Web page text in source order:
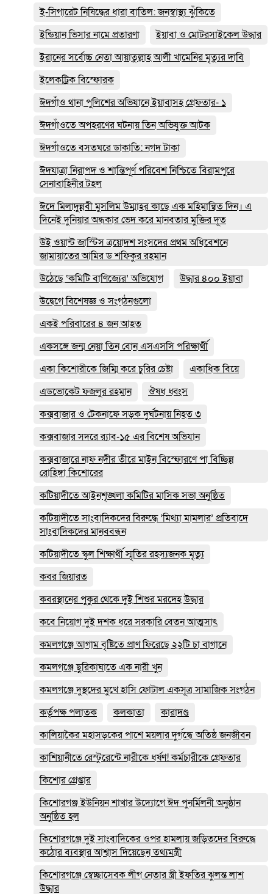
ই-সিগারেট নিষিদ্ধের ধারা বাতিল: জনস্বাস্থ্য ঝুঁকিতে
ইন্ডিয়ান ভিসার নামে প্রতারণা
ইয়াবা ও মোটরসাইকেল উদ্ধার
ইরানের সর্বোচ্চ নেতা আয়াতুল্লাহ আলী খামেনির মৃত্যুর দাবি
ইলেকট্রিক বিস্ফোরক
ঈদগাঁও থানা পুলিশের অভিযানে ইয়াবাসহ গ্রেফতার- ১
ঈদগাঁওতে অপহরণের ঘটনায় তিন অভিযুক্ত আটক
ঈদগাঁওতে বসতঘরে ডাকাতি: নগদ টাকা
ঈদযাত্রা নিরাপদ ও শান্তিপূর্ণ পরিবেশ নিশ্চিতে বিরামপুরে
সেনাবাহিনীর টহল
ঈদে মিলাদুন্নবী মুসলিম উম্মাহর কাছে এক মহিমান্বিত দিন। এ
দিনেই দুনিয়ার অন্ধকার ভেদ করে মানবতার মুক্তির দূত
উই ওয়ান্ট জাস্টিস ত্রয়োদশ সংসদের প্রথম অধিবেশনে
জামায়াতের আমির ড শফিকুর রহমান
উঠেছে ‘কমিটি বাণিজ্যের’ অভিযোগ
উদ্ধার ৪০০ ইয়াবা
উদ্বেগে বিশেষজ্ঞ ও সংগঠনগুলো
একই পরিবারের ৪ জন আহত
একসঙ্গে জন্ম নেয়া তিন বোন এসএসসি পরিক্ষার্থী
একা কিশোরীকে জিম্মি করে চুরির চেষ্টা
একাধিক বিয়ে
এডভোকেট ফজলুর রহমান
ঔষধ ধ্বংস
কক্সবাজার ও টেকনাফে সড়ক দুর্ঘটনায় নিহত ৩
কক্সবাজার সদরে র‍্যাব-১৫ এর বিশেষ অভিযান
কক্সবাজারে নাফ নদীর তীরে মাইন বিস্ফোরণে পা বিচ্ছিন্ন
রোহিঙ্গা কিশোরের
কটিয়াদীতে আইনশৃঙ্খলা কমিটির মাসিক সভা অনুষ্ঠিত
কটিয়াদীতে সাংবাদিকদের বিরুদ্ধে ‘মিথ্যা মামলার’ প্রতিবাদে
সাংবাদিকদের মানববন্ধন
কটিয়াদীতে স্কুল শিক্ষার্থী স্মৃতির রহস্যজনক মৃত্যু
কবর জিয়ারত
কবরস্থানের পুকুর থেকে দুই শিশুর মরদেহ উদ্ধার
কবে নিয়োগ দুই দশক ধরে সরকারি বেতন আত্মসাৎ
কমলগঞ্জে আগাম বৃষ্টিতে প্রাণ ফিরেছে ২২টি চা বাগানে
কমলগঞ্জে ছুরিকাঘাতে এক নারী খুন
কমলগঞ্জে দুস্থদের মুখে হাসি ফোটাল একসূত্র সামাজিক সংগঠন
কর্তৃপক্ষ পলাতক
কলকাতা
কারাদণ্ড
কালিয়াকৈর মহাসড়কের পাশে ময়লার দুর্গন্ধে অতিষ্ঠ জনজীবন
কাশিয়ানীতে রেস্টুরেন্টে নারীকে ধর্ষণ! কর্মচারীকে গ্রেফতার
কিশোর গ্রেপ্তার
কিশোরগঞ্জ ইউনিয়ন শাখার উদ্যোগে ঈদ পুনর্মিলনী অনুষ্ঠান
অনুষ্ঠিত হল
কিশোরগঞ্জে দুই সাংবাদিকের ওপর হামলায় জড়িতদের বিরুদ্ধে
কঠোর ব্যবস্থার আশ্বাস দিয়েছেন তথ্যমন্ত্রী
কিশোরগঞ্জে স্বেচ্ছাসেবক লীগ নেতার স্ত্রী ইফতির ঝুলন্ত লাশ
উদ্ধার